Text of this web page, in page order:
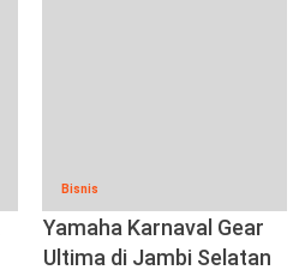
Bisnis
Yamaha Karnaval Gear
Ultima di Jambi Selatan